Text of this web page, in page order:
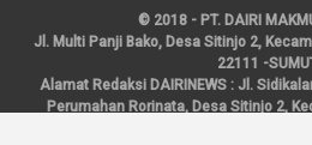
© 2018 - PT. DAIRI
Jl. Multi Panji Bako, Desa Sitinjo 2,
22111 -
Alamat Redaksi DAIRINEWS : Jl.
Perumahan Rorinata, Desa Sitinjo 2,